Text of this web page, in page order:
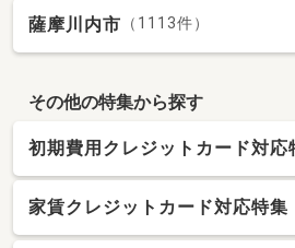
薩摩川内市 （1113件）
その他の特集から探す
初期費用クレジットカード対応
家賃クレジットカード対応特集